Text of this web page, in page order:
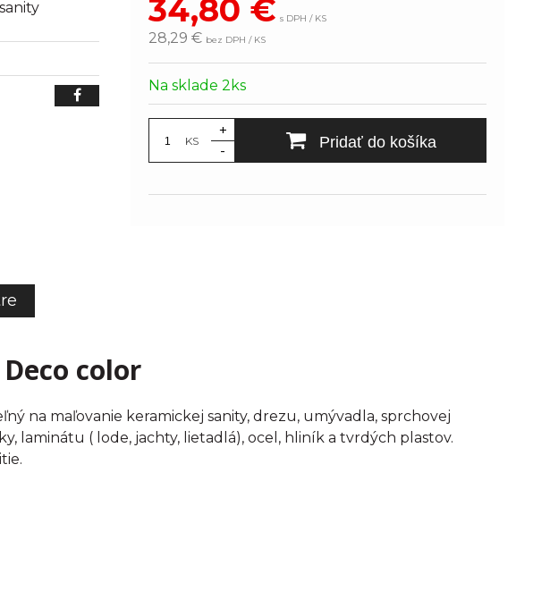
34,80 € s DPH / KS
28,29 € bez DPH / KS
Na sklade 2ks
KS
+
-
Pridať do košíka
color
na maľovanie keramickej sanity, drezu, umývadla, sprchovej
laminátu ( lode, jachty, lietadlá), ocel, hliník a tvrdých plastov.